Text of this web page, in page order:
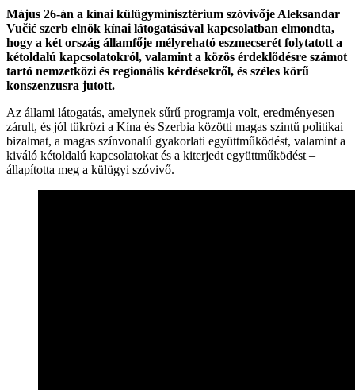
Május 26-án a kínai külügyminisztérium szóvivője Aleksandar
Vučić szerb elnök kínai látogatásával kapcsolatban elmondta,
hogy a két ország államfője mélyreható eszmecserét folytatott a
kétoldalú kapcsolatokról, valamint a közös érdeklődésre számot
tartó nemzetközi és regionális kérdésekről, és széles körű
konszenzusra jutott.
Az állami látogatás, amelynek sűrű programja volt, eredményesen
zárult, és jól tükrözi a Kína és Szerbia közötti magas szintű politikai
bizalmat, a magas színvonalú gyakorlati együttműködést, valamint a
kiváló kétoldalú kapcsolatokat és a kiterjedt együttműködést –
állapította meg a külügyi szóvivő.